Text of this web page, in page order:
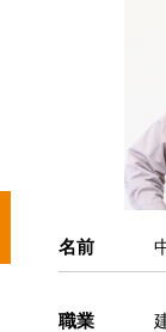
名前
職業